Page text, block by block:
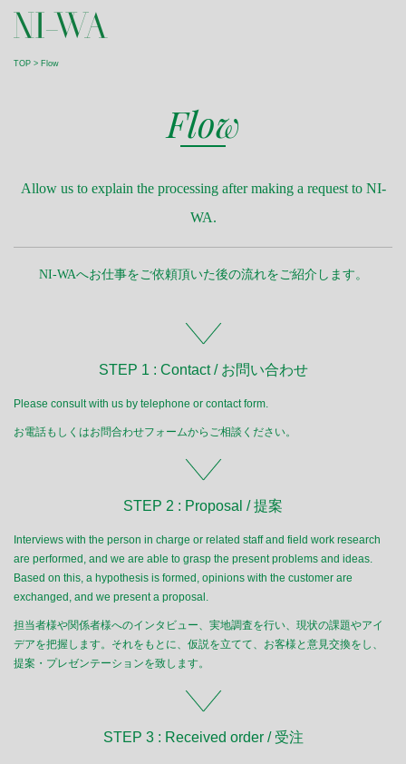
TOP > Flow
Flow
Allow us to explain the processing aftermaking a request to NI-
WA.
NI-WAへお仕事をご依頼頂いた後の流れをご紹介します。
STEP 1 : Contact / お問い合わせ
Please consult with us by telephone or contact form.
お電話もしくはお問合わせフォームからご相談ください。
STEP 2 : Proposal / 提案
Interviews with the person in charge or related staff and field work research
are performed, and we are able to grasp the present problems and ideas.
Based on this, a hypothesis is formed, opinions with the customer are
exchanged, and we present a proposal.
担当者様や関係者様へのインタビュー、実地調査を行い、現状の課題やアイ
デアを把握します。それをもとに、仮説を立てて、お客様と意見交換をし、
提案・プレゼンテーションを致します。
STEP 3 : Received order / 受注